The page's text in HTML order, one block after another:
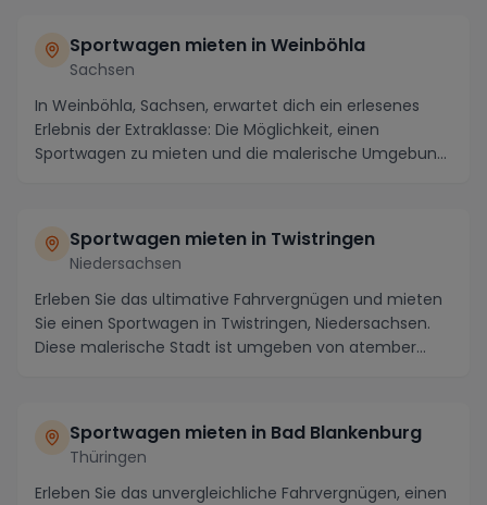
Sportwagen mieten in Weinböhla
Sachsen
In Weinböhla, Sachsen, erwartet dich ein erlesenes
Erlebnis der Extraklasse: Die Möglichkeit, einen
Sportwagen zu mieten und die malerische Umgebung
Sportwagen mieten in Twistringen
Niedersachsen
Erleben Sie das ultimative Fahrvergnügen und mieten
Sie einen Sportwagen in Twistringen, Niedersachsen.
Diese malerische Stadt ist umgeben von atember...
Sportwagen mieten in Bad Blankenburg
Thüringen
Erleben Sie das unvergleichliche Fahrvergnügen, einen